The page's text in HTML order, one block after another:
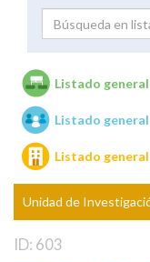
Unidades
Listado
Listado
Listado
Unidad de
ID: 603